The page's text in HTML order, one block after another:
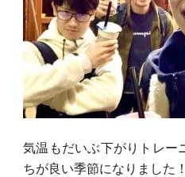
気温もだいぶ下がりトレー
ちが良い季節になりました！